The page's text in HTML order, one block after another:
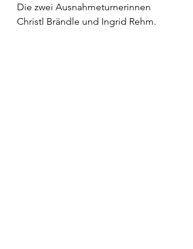
Die zwei Ausnahmeturnerinnen
Christl Brändle und Ingrid Rehm.